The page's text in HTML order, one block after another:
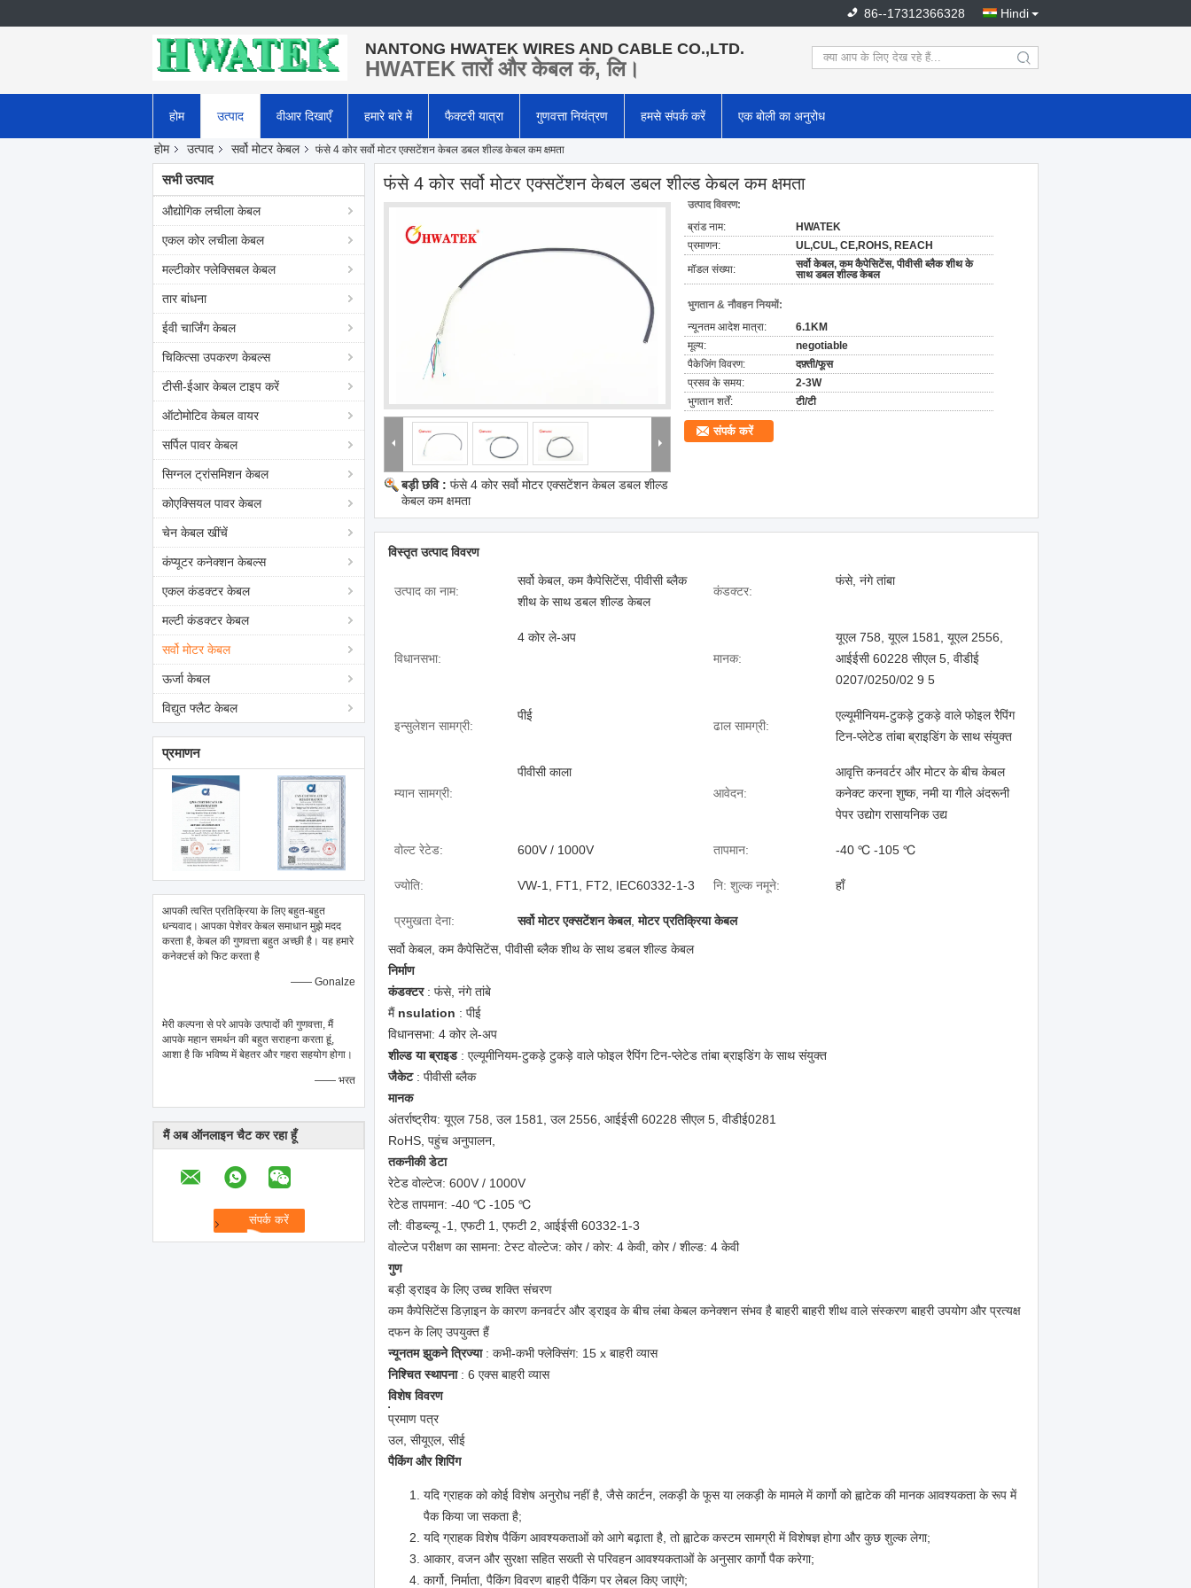
Hindi
86--17312366328
NANTONG HWATEK WIRES AND CABLE CO.,LTD.
HWATEK तारों और केबल कं, लि। search
होम उत्पाद वीआर दिखाएँ हमारे बारे में फैक्टरी यात्रा गुणवत्ता नियंत्रण हमसे संपर्क करें एक बोली का अनुरोध
होम उत्पाद सर्वो मोटर केबल फंसे 4 कोर सर्वो मोटर एक्सटेंशन केबल डबल शील्ड केबल कम क्षमता
सभी उत्पाद
औद्योगिक लचीला केबल
एकल कोर लचीला केबल
मल्टीकोर फ्लेक्सिबल केबल
तार बांधना
ईवी चार्जिंग केबल
चिकित्सा उपकरण केबल्स
टीसी-ईआर केबल टाइप करें
ऑटोमोटिव केबल वायर
सर्पिल पावर केबल
सिग्नल ट्रांसमिशन केबल
कोएक्सियल पावर केबल
चेन केबल खींचें
कंप्यूटर कनेक्शन केबल्स
एकल कंडक्टर केबल
मल्टी कंडक्टर केबल
सर्वो मोटर केबल
ऊर्जा केबल
विद्युत फ्लैट केबल
प्रमाणन
आपकी त्वरित प्रतिक्रिया के लिए बहुत-बहुत
धन्यवाद। आपका पेशेवर केबल समाधान मुझे मदद
करता है, केबल की गुणवत्ता बहुत अच्छी है। यह हमारे
कनेक्टर्स को फिट करता है
—— Gonalze
मेरी कल्पना से परे आपके उत्पादों की गुणवत्ता, मैं
आपके महान समर्थन की बहुत सराहना करता हूं,
आशा है कि भविष्य में बेहतर और गहरा सहयोग होगा।
—— भरत
मैं अब ऑनलाइन चैट कर रहा हूँ
फंसे 4 कोर सर्वो मोटर एक्सटेंशन केबल डबल शील्ड केबल कम क्षमता
बड़ी छवि : फंसे 4 कोर सर्वो मोटर एक्सटेंशन केबल डबल शील्ड
केबल कम क्षमता
उत्पाद विवरण:
ब्रांड नाम:
HWATEK
प्रमाणन:
UL,CUL, CE,ROHS, REACH
मॉडल संख्या:
सर्वो केबल, कम कैपेसिटेंस, पीवीसी ब्लैक शीथ के
साथ डबल शील्ड केबल
भुगतान & नौवहन नियमों:
न्यूनतम आदेश मात्रा:
6.1KM
मूल्य:
negotiable
पैकेजिंग विवरण:
दफ़्ती/फूस
प्रसव के समय:
2-3W
भुगतान शर्तें:
टी/टी
संपर्क करें
विस्तृत उत्पाद विवरण
उत्पाद का नाम:
सर्वो केबल, कम कैपेसिटेंस, पीवीसी ब्लैक
शीथ के साथ डबल शील्ड केबल
कंडक्टर:
फंसे, नंगे तांबा
विधानसभा:
4 कोर ले-अप
मानक:
यूएल 758, यूएल 1581, यूएल 2556,
आईईसी 60228 सीएल 5, वीडीई
0207/0250/02 9 5
इन्सुलेशन सामग्री:
पीई
ढाल सामग्री:
एल्यूमीनियम-टुकड़े टुकड़े वाले फोइल रैपिंग
टिन-प्लेटेड तांबा ब्राइडिंग के साथ संयुक्त
म्यान सामग्री:
पीवीसी काला
आवेदन:
आवृत्ति कनवर्टर और मोटर के बीच केबल
कनेक्ट करना शुष्क, नमी या गीले अंदरूनी
पेपर उद्योग रासायनिक उद्य
वोल्ट रेटेड: 600V / 1000V तापमान: -40 ℃ -105 ℃
ज्योति: VW-1, FT1, FT2, IEC60332-1-3 नि: शुल्क नमूने: हाँ
प्रमुखता देना: सर्वो मोटर एक्सटेंशन केबल,मोटर प्रतिक्रिया केबल
सर्वो केबल, कम कैपेसिटेंस, पीवीसी ब्लैक शीथ के साथ डबल शील्ड केबल
निर्माण
कंडक्टर: फंसे, नंगे तांबे
मैं nsulation : पीई
विधानसभा: 4 कोर ले-अप
शील्ड या ब्राइड: एल्यूमीनियम-टुकड़े टुकड़े वाले फोइल रैपिंग टिन-प्लेटेड तांबा ब्राइडिंग के साथ संयुक्त
जैकेट: पीवीसी ब्लैक
मानक
अंतर्राष्ट्रीय: यूएल 758, उल 1581, उल 2556, आईईसी 60228 सीएल 5, वीडीई0281
RoHS, पहुंच अनुपालन,
तकनीकी डेटा
रेटेड वोल्टेज: 600V / 1000V
रेटेड तापमान: -40 ℃ -105 ℃
लौ: वीडब्ल्यू -1, एफटी 1, एफटी 2, आईईसी 60332-1-3
वोल्टेज परीक्षण का सामना: टेस्ट वोल्टेज: कोर / कोर: 4 केवी, कोर / शील्ड: 4 केवी
गुण
बड़ी ड्राइव के लिए उच्च शक्ति संचरण
कम कैपेसिटेंस डिज़ाइन के कारण कनवर्टर और ड्राइव के बीच लंबा केबल कनेक्शन संभव है बाहरी बाहरी शीथ वाले संस्करण बाहरी उपयोग और प्रत्यक्ष
दफन के लिए उपयुक्त हैं
न्यूनतम झुकने त्रिज्या: कभी-कभी फ्लेक्सिंग: 15 x बाहरी व्यास
निश्चित स्थापना: 6 एक्स बाहरी व्यास
विशेष विवरण
प्रमाण पत्र
उल, सीयूएल, सीई
पैकिंग और शिपिंग
यदि ग्राहक को कोई विशेष अनुरोध नहीं है, जैसे कार्टन, लकड़ी के फूस या लकड़ी के मामले में कार्गो को ह्वाटेक की मानक आवश्यकता के रूप में
पैक किया जा सकता है;
यदि ग्राहक विशेष पैकिंग आवश्यकताओं को आगे बढ़ाता है, तो ह्वाटेक कस्टम सामग्री में विशेषज्ञ होगा और कुछ शुल्क लेगा;
आकार, वजन और सुरक्षा सहित सख्ती से परिवहन आवश्यकताओं के अनुसार कार्गो पैक करेगा;
कार्गो, निर्माता, पैकिंग विवरण बाहरी पैकिंग पर लेबल किए जाएंगे;